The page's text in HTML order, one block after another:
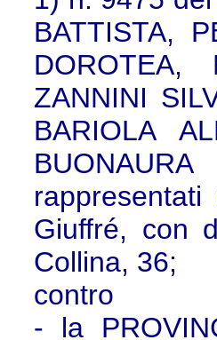
BATTISTA,
DOROTEA,
ZANNINI
BARIOLA
Giuffré, con
Collina, 36;
contro
- la